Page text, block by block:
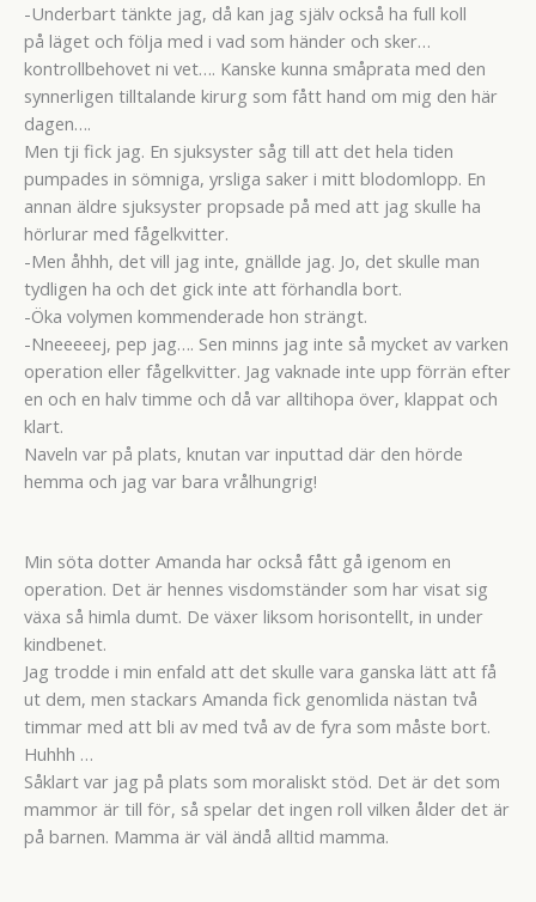
-Underbart tänkte jag, då kan jag själv också ha full koll
på läget och följa med i vad som händer och sker…
kontrollbehovet ni vet…. Kanske kunna småprata med den
synnerligen tilltalande kirurg som fått hand om mig den här
dagen….
Men tji fick jag. En sjuksyster såg till att det hela tiden
pumpades in sömniga, yrsliga saker i mitt blodomlopp. En
annan äldre sjuksyster propsade på med att jag skulle ha
hörlurar med fågelkvitter.
-Men åhhh, det vill jag inte, gnällde jag. Jo, det skulle man
tydligen ha och det gick inte att förhandla bort.
-Öka volymen kommenderade hon strängt.
-Nneeeeej, pep jag…. Sen minns jag inte så mycket av varken
operation eller fågelkvitter. Jag vaknade inte upp förrän efter
en och en halv timme och då var alltihopa över, klappat och
klart.
Naveln var på plats, knutan var inputtad där den hörde
hemma och jag var bara vrålhungrig!
Min söta dotter Amanda har också fått gå igenom en
operation. Det är hennes visdomständer som har visat sig
växa så himla dumt. De växer liksom horisontellt, in under
kindbenet.
Jag trodde i min enfald att det skulle vara ganska lätt att få
ut dem, men stackars Amanda fick genomlida nästan två
timmar med att bli av med två av de fyra som måste bort.
Huhhh …
Såklart var jag på plats som moraliskt stöd. Det är det som
mammor är till för, så spelar det ingen roll vilken ålder det är
på barnen. Mamma är väl ändå alltid mamma.